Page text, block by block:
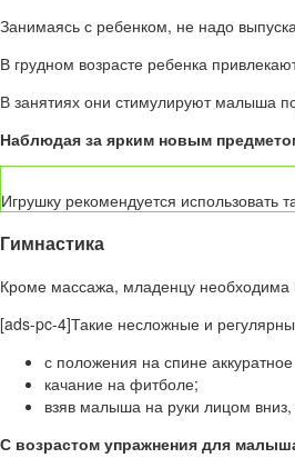
Занимаясь с ребенком, не надо
В грудном возрасте ребенка
В занятиях они стимулируют малыша
Наблюдая за ярким новым
Игрушку рекомендуется использовать
Гимнастика
Кроме массажа, младенцу необходима
[ads-pc-4]Такие несложные и
с положения на спине
качание на фитболе;
взяв малыша на руки лицом вниз,
С возрастом упражнения для